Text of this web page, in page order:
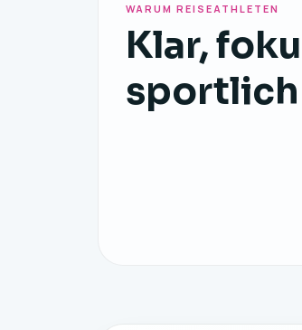
WARUM REISEATHLETEN
Klar,
sportlich